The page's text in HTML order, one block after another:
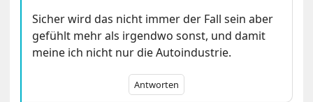
Sicher wird das nicht immer der Fall sein aber
gefühlt mehr als irgendwo sonst, und damit
meine ich nicht nur die Autoindustrie.
Antworten